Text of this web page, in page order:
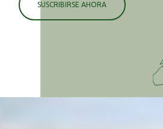
SUSCRIBIRSE AHORA